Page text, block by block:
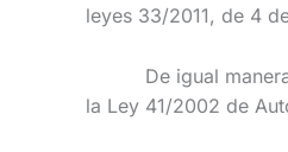
leyes 33/2011, de 4
De igual manera,
la Ley 41/2002 de